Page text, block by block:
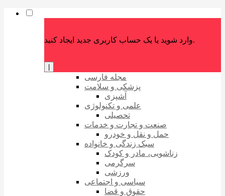
وارد شوید یا یک حساب کاربری جدید ایجاد کنید.
مجله فارسی
پزشکی و سلامت
آشپزی
علمی و تکنولوژی
تحصیلی
صنعت و تجارت و خدمات
حمل و نقل و خودرو
سبک زندگی و خانواده
زناشویی، مادر و کودک
سرگرمی
ورزشی
سیاسی و اجتماعی
حقوق و قضا